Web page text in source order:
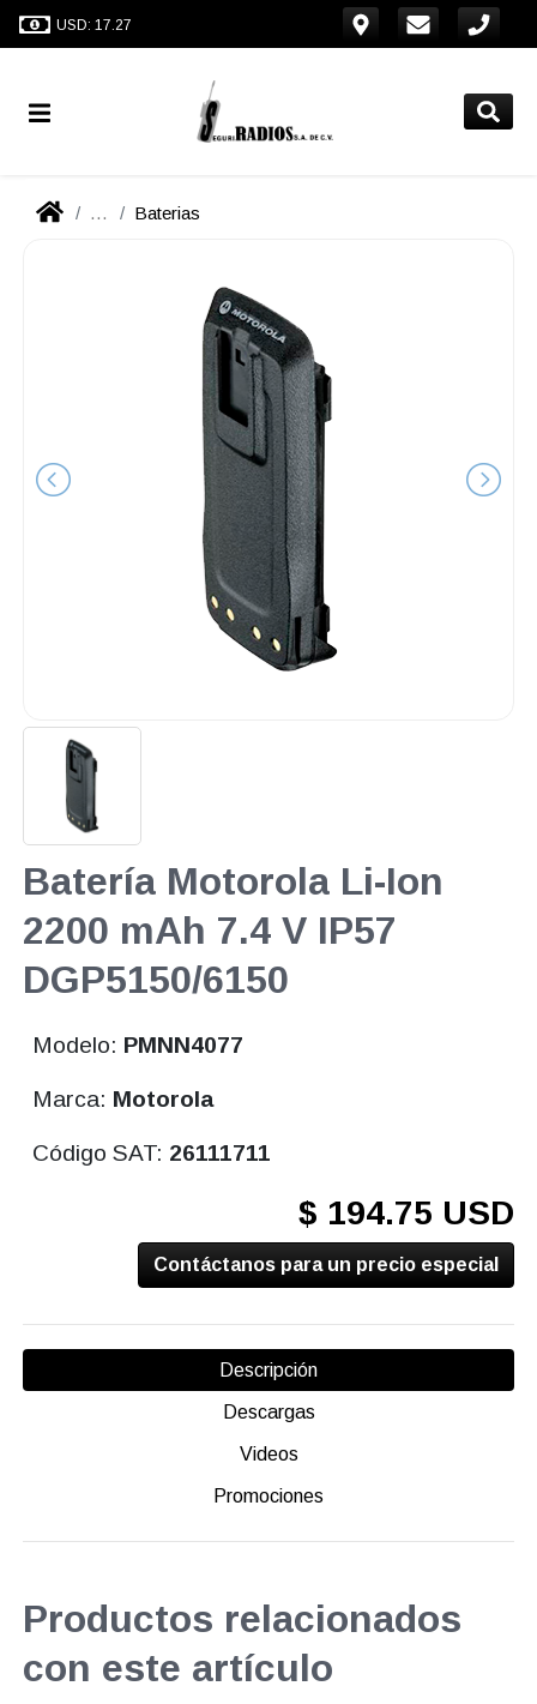
USD: 17.27
... Baterias
Batería Motorola Li-Ion
2200 mAh 7.4 V IP57
DGP5150/6150
Modelo: PMNN4077
Marca: Motorola
Código SAT: 26111711
$ 194.75 USD
Contáctanos para un precio especial
Descripción
Descargas
Videos
Promociones
Productos relacionados
con este artículo